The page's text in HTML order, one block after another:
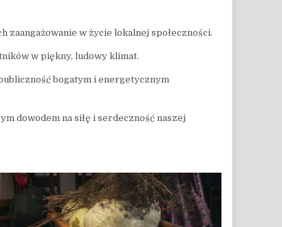
zaangażowanie w życie lokalnej społeczności.
w piękny, ludowy klimat.
bogatym i energetycznym
dowodem na siłę i serdeczność naszej